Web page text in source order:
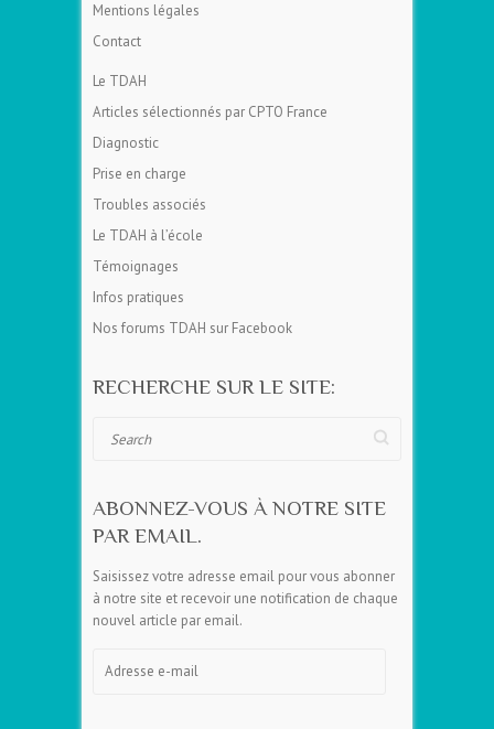
Mentions légales
Contact
Le TDAH
Articles sélectionnés par CPTO France
Diagnostic
Prise en charge
Troubles associés
Le TDAH à l’école
Témoignages
Infos pratiques
Nos forums TDAH sur Facebook
RECHERCHE SUR LE SITE:
ABONNEZ-VOUS À NOTRE SITE
PAR EMAIL.
Saisissez votre adresse email pour vous abonner
à notre site et recevoir une notification de chaque
nouvel article par email.